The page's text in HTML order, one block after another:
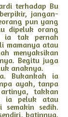
terhadap Bu
jangan-
pun yang
dipeluk orang
ia tak pernah
mamanya atau
menyaksikan
Begitu juga
anaknya.
Bukankah ia
ayah, tanpa
takkan
ia peluk atau
sedih.
batinnya.